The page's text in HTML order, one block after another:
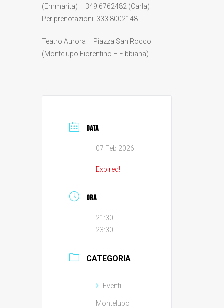
(Emmarita) – 349 6762482 (Carla)
Per prenotazioni: 333 8002148
Teatro Aurora – Piazza San Rocco
(Montelupo Fiorentino – Fibbiana)
DATA
07 Feb 2026
Expired!
ORA
21:30 -
23:30
CATEGORIA
Eventi
Montelupo